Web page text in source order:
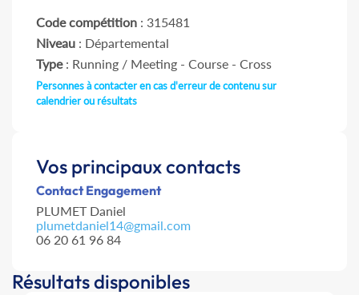
Code compétition : 315481
Niveau : Départemental
Type: Running / Meeting - Course - Cross
Personnes à contacter en cas d'erreur de contenu sur
calendrier ou résultats
Vos principaux contacts
Contact Engagement
PLUMET Daniel
plumetdaniel14@gmail.com
06 20 61 96 84
Résultats disponibles